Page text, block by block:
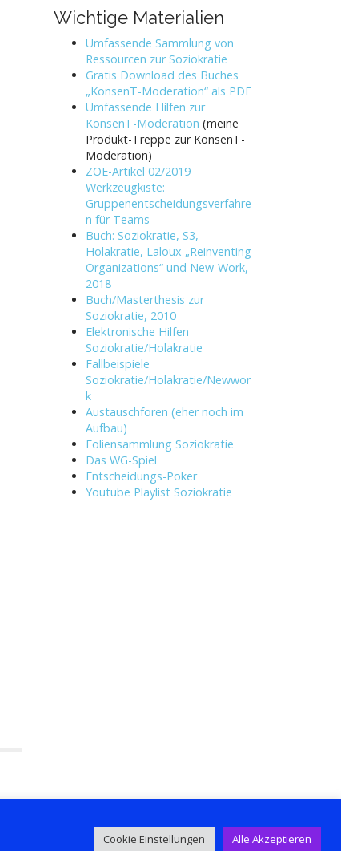
Wichtige Materialien
Umfassende Sammlung von
Ressourcen zur Soziokratie
Gratis Download des Buches
„KonsenT-Moderation“ als PDF
Umfassende Hilfen zur
KonsenT-Moderation (meine
Produkt-Treppe zur KonsenT-
Moderation)
ZOE-Artikel 02/2019
Werkzeugkiste:
Gruppenentscheidungsverfahre
n für Teams
Buch: Soziokratie, S3,
Holakratie, Laloux „Reinventing
Organizations“ und New-Work,
2018
Buch/Masterthesis zur
Soziokratie, 2010
Elektronische Hilfen
Soziokratie/Holakratie
Fallbeispiele
Soziokratie/Holakratie/Newwor
k
Austauschforen (eher noch im
Aufbau)
Foliensammlung Soziokratie
Das WG-Spiel
Entscheidungs-Poker
Youtube Playlist Soziokratie
Cookie Einstellungen Alle Akzeptieren